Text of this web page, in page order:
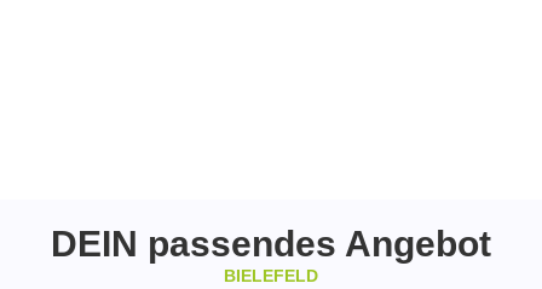
DEIN passendes Angebot
BIELEFELD